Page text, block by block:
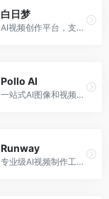
白日梦
AI视频创作平台，支持生成长达50分钟的长视频内容。面向长视频创作者和内容生产者，支持故事视频生成、视频编辑等功能，适合叙事性内容创作。
Pollo AI
一站式AI图像和视频创作平台，整合多种生成工具。面向内容创作者，提供文生图、文生视频、视频编辑等服务，创作工具全面，一站式体验便捷。
Runway
专业级AI视频制作工具，支持视频生成与编辑。面向影视制作人和创意工作者，提供文生视频、视频编辑、绿幕抠像等专业功能，视频处理能力强，适合专业创作场景。